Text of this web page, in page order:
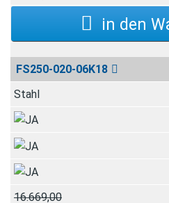
FS250-020-06K18
Stahl
16.669,00